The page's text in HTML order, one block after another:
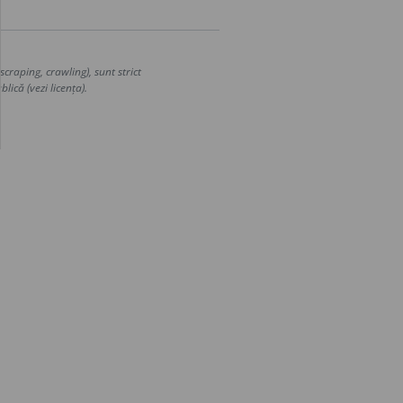
crawling), sunt strict
(vezi licența).